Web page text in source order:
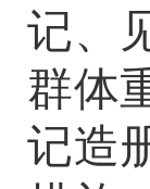
记、
群体
记造